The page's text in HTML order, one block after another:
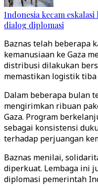
Indonesia kecam
dialog diplomasi
Baznas telah beberapa
kemanusiaan ke Gaza
distribusi dilakukan
memastikan logistik
Dalam beberapa bulan
mengirimkan ribuan
Gaza. Program
sebagai konsistensi
terhadap perjuangan
Baznas menilai,
diperkuat. Lembaga ini
diplomasi pemerintah